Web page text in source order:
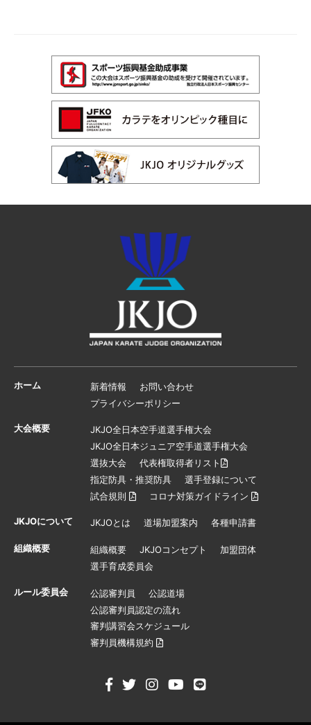
ホーム 新着情報
お問い合わせ
プライバシーポリシー
大会概要
JKJO全日本空手道選手権大会
JKJO全日本ジュニア空手道選手権大会
選抜大会
代表権取得者リスト
指定防具・推奨防具
選手登録について
試合規則
コロナ対策ガイドライン
JKJOについて JKJOとは 道場加盟案内 各種申請書
組織概要 組織概要 JKJOコンセプト
加盟団体
選手育成委員会
ルール委員会 公認審判員
公認道場
公認審判員認定の流れ
審判講習会スケジュール
審判員機構規約